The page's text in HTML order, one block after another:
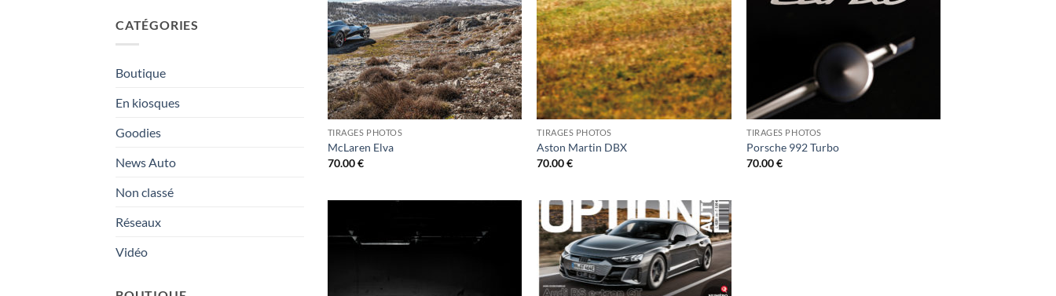
CATÉGORIES
Boutique
En kiosques
Goodies
News Auto
Non classé
Réseaux
Vidéo
TIRAGES PHOTOS
McLaren Elva
70.00€
TIRAGES PHOTOS
Aston Martin DBX
70.00€
TIRAGES PHOTOS
Porsche 992 Turbo
70.00€